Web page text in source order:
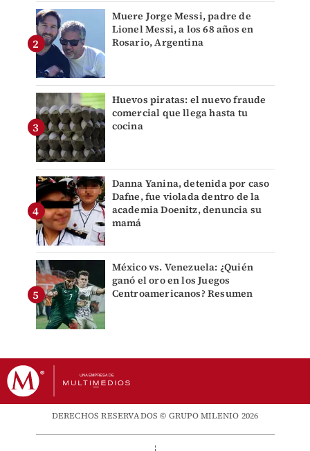
Muere Jorge Messi, padre de
Lionel Messi, a los 68 años en
Rosario, Argentina
Huevos piratas: el nuevo fraude
comercial que llega hasta tu
cocina
Danna Yanina, detenida por caso
Dafne, fue violada dentro de la
academia Doenitz, denuncia su
mamá
México vs. Venezuela: ¿Quién
ganó el oro en los Juegos
Centroamericanos? Resumen
DERECHOS RESERVADOS © GRUPO MILENIO 2026